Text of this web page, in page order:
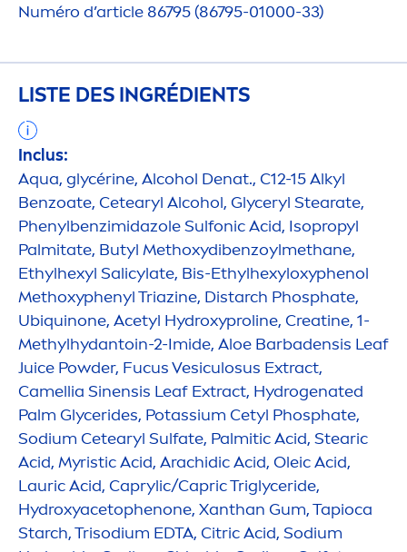
Numéro d’article 86795 (86795-01000-33)
LISTE DES INGRÉDIENTS
Inclus:
Aqua, glycérine, Alcohol Denat., C12-15 Alkyl
Benzoate, Cetearyl Alcohol, Glyceryl Stearate,
Phenylbenzimidazole Sulfonic Acid, Isopropyl
Palmitate, Butyl Methoxydibenzoylmethane,
Ethylhexyl Salicylate, Bis-Ethylhexyloxyphenol
Methoxyphenyl Triazine, Distarch Phosphate,
Ubiquinone, Acetyl Hydroxyproline, Creatine, 1-
Methylhydantoin-2-Imide, Aloe Barbadensis Leaf
Juice Powder, Fucus Vesiculosus Extract,
Camellia Sinensis Leaf Extract, Hydrogenated
Palm Glycerides, Potassium Cetyl Phosphate,
Sodium Cetearyl Sulfate, Palmitic Acid, Stearic
Acid, Myristic Acid, Arachidic Acid, Oleic Acid,
Lauric Acid, Caprylic/Capric Triglyceride,
Hydroxyacetophenone, Xanthan Gum, Tapioca
Starch, Trisodium EDTA, Citric Acid, Sodium